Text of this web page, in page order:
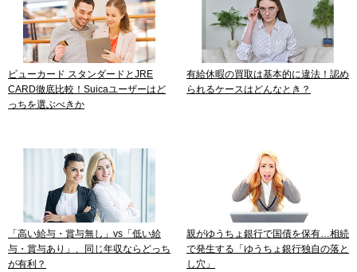
ビューカード スタンダードとJRE
CARD徹底比較！Suicaユーザーはど
っちを選ぶべきか
有給休暇の買取は基本的に違法！認め
られるケースはどんなとき？
「高い給与・賞与無し」vs「低い給
与・賞与あり」、同じ年収ならどっち
が有利？
親がゆうちょ銀行で国債を保有…相続
で発生する「ゆうちょ銀行独自の落と
し穴」